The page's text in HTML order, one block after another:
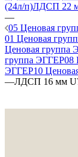
(24л/п)ЛДСП 22
—
05 Ценовая
01 Ценовая
Ценовая группа
группа ЭГГЕР08
ЭГГЕР10
—ЛДСП 16 мм